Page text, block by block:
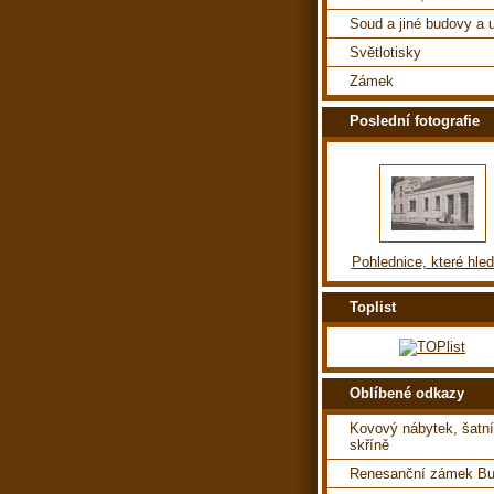
Soud a jiné budovy a
Světlotisky
Zámek
Poslední fotografie
Pohlednice, které
Toplist
Oblíbené odkazy
Kovový nábytek, šatní
skříně
Renesanční zámek